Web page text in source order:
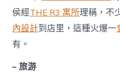
侯經THE R3 寓所理稱，不
內設計到店里，這種火爆一
有。
– 旅游